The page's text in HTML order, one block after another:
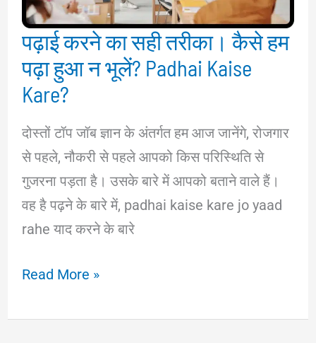
करे
पढ़ाई करने का सही तरीका। कैसे हम
पढ़ा हुआ न भूलें? Padhai Kaise
Kare?
दोस्तों टॉप जॉब ज्ञान के अंतर्गत हम आज जानेंगे, रोजगार
से पहले, नौकरी से पहले आपको किस परिस्थिति से
गुजरना पड़ता है। उसके बारे में आपको बताने वाले हैं।
वह है पढ़ने के बारे में, padhai kaise kare jo yaad
rahe याद करने के बारे
पढ़ाई
का
Read More »